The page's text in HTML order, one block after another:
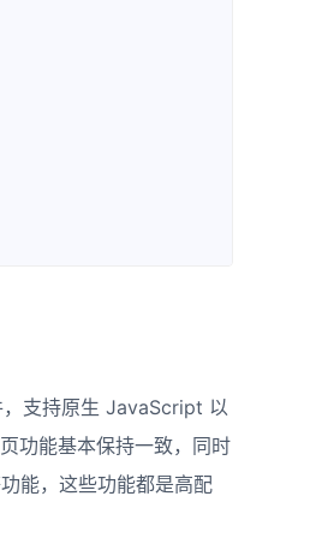
支持原生 JavaScript 以
功能基本保持一致，同时
能，这些功能都是高配